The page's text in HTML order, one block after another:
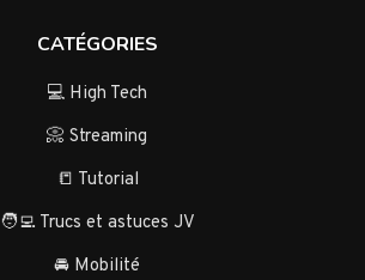
CATÉGORIES
💻 High Tech
📀 Streaming
📒 Tutorial
🧑‍💻 Trucs et astuces JV
🚘 Mobilité